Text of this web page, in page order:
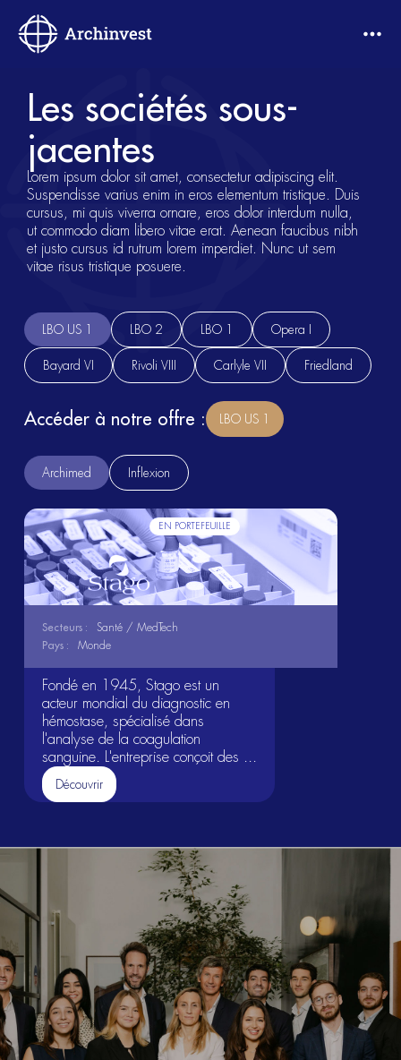
Les sociétés sous-
jacentes
Lorem ipsum dolor sit amet, consectetur adipiscing elit.
Suspendisse varius enim in eros elementum tristique. Duis
cursus, mi quis viverra ornare, eros dolor interdum nulla,
ut commodo diam libero vitae erat. Aenean faucibus nibh
et justo cursus id rutrum lorem imperdiet. Nunc ut sem
vitae risus tristique posuere.
LBO US 1 LBO 2 LBO 1 Opera I
Bayard VI Rivoli VIII Carlyle VII Friedland
Accéder à notre offre : LBO US 1
Archimed Inflexion
EN PORTEFEUILLE
Secteurs : Santé / MedTech
Pays : Monde
Fondé en 1945, Stago est un
acteur mondial du diagnostic en
hémostase, spécialisé dans
l'analyse de la coagulation
sanguine. L'entreprise conçoit des ...
Découvrir